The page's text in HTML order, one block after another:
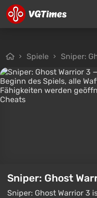
Spiele Sniper:
Sniper: Ghost
Sniper: Ghost Warrior 3